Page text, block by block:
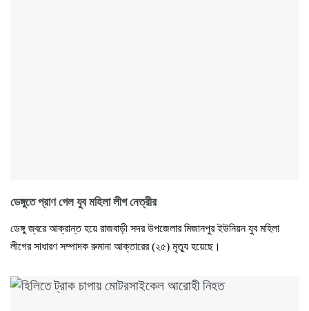
ডেঙ্গুতে প্রাণ গেল যুব মহিলা লীগ নেত্রীর
ডেঙ্গু জ্বরে আক্রান্ত হয়ে রাজবাড়ী সদর উপজেলার মিজানপুর ইউনিয়ন যুব মহিলা
লীগের সাধারণ সম্পাদক রুমানা আক্তারের (২৫) মৃত্যু হয়েছে।